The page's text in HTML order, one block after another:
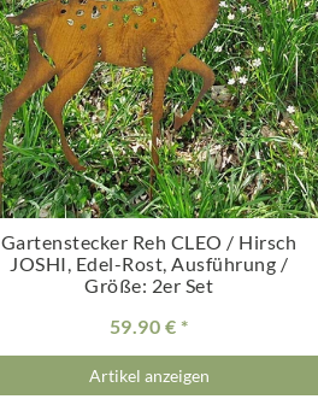
Gartenstecker Reh CLEO / Hirsch
JOSHI, Edel-Rost, Ausführung /
Größe: 2er Set
59.90 €
Artikel anzeigen